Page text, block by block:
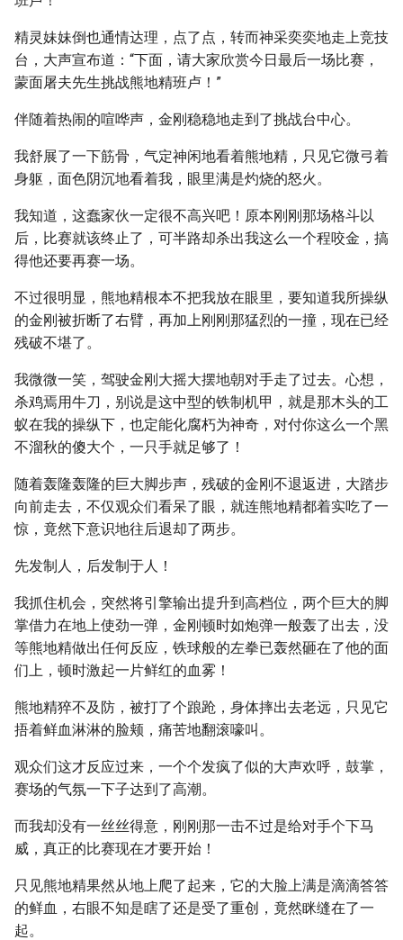
精灵妹妹倒也通情达理，点了点，转而神采奕奕地走上竞技
台，大声宣布道：“下面，请大家欣赏今日最后一场比赛，
蒙面屠夫先生挑战熊地精班卢！”
伴随着热闹的喧哗声，金刚稳稳地走到了挑战台中心。
我舒展了一下筋骨，气定神闲地看着熊地精，只见它微弓着
身躯，面色阴沉地看着我，眼里满是灼烧的怒火。
我知道，这蠢家伙一定很不高兴吧！原本刚刚那场格斗以
后，比赛就该终止了，可半路却杀出我这么一个程咬金，搞
得他还要再赛一场。
不过很明显，熊地精根本不把我放在眼里，要知道我所操纵
的金刚被折断了右臂，再加上刚刚那猛烈的一撞，现在已经
残破不堪了。
我微微一笑，驾驶金刚大摇大摆地朝对手走了过去。心想，
杀鸡焉用牛刀，别说是这中型的铁制机甲，就是那木头的工
蚁在我的操纵下，也定能化腐朽为神奇，对付你这么一个黑
不溜秋的傻大个，一只手就足够了！
随着轰隆轰隆的巨大脚步声，残破的金刚不退返进，大踏步
向前走去，不仅观众们看呆了眼，就连熊地精都着实吃了一
惊，竟然下意识地往后退却了两步。
先发制人，后发制于人！
我抓住机会，突然将引擎输出提升到高档位，两个巨大的脚
掌借力在地上使劲一弹，金刚顿时如炮弹一般轰了出去，没
等熊地精做出任何反应，铁球般的左拳已轰然砸在了他的面
们上，顿时激起一片鲜红的血雾！
熊地精猝不及防，被打了个踉跄，身体摔出去老远，只见它
捂着鲜血淋淋的脸颊，痛苦地翻滚嚎叫。
观众们这才反应过来，一个个发疯了似的大声欢呼，鼓掌，
赛场的气氛一下子达到了高潮。
而我却没有一丝丝得意，刚刚那一击不过是给对手个下马
威，真正的比赛现在才要开始！
只见熊地精果然从地上爬了起来，它的大脸上满是滴滴答答
的鲜血，右眼不知是瞎了还是受了重创，竟然眯缝在了一
起。